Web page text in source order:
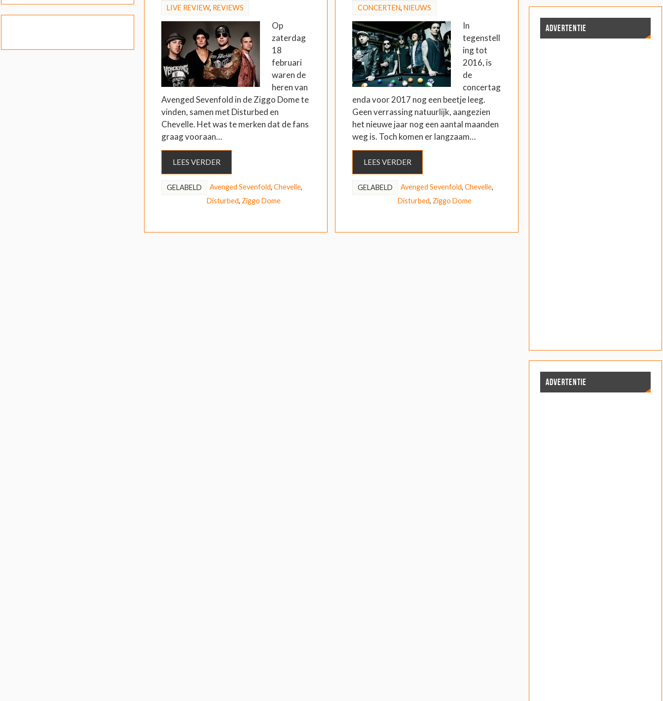
LIVE REVIEW, REVIEWS
Op
zaterdag
18
februari
waren de
heren van
Avenged Sevenfold in de Ziggo Dome te
vinden, samen met Disturbed en
Chevelle. Het was te merken dat de fans
graag vooraan…
LEES VERDER
GELABELD Avenged Sevenfold, Chevelle,
Disturbed, Ziggo Dome
CONCERTEN, NIEUWS
In
tegenstell
ing tot
2016, is
de
concertag
enda voor 2017 nog een beetje leeg.
Geen verrassing natuurlijk, aangezien
het nieuwe jaar nog een aantal maanden
weg is. Toch komen er langzaam…
LEES VERDER
GELABELD Avenged Sevenfold, Chevelle,
Disturbed, Ziggo Dome
ADVERTENTIE
ADVERTENTIE